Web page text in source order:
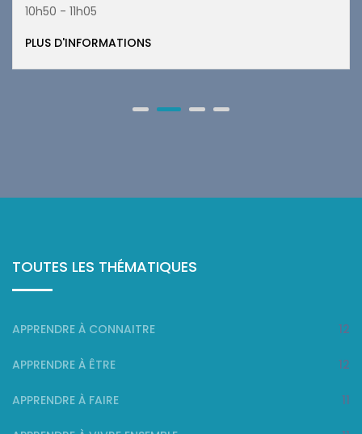
10h50 - 11h05
PLUS D'INFORMATIONS
TOUTES LES THÉMATIQUES
APPRENDRE À CONNAITRE 12
APPRENDRE À ÊTRE 12
APPRENDRE À FAIRE 11